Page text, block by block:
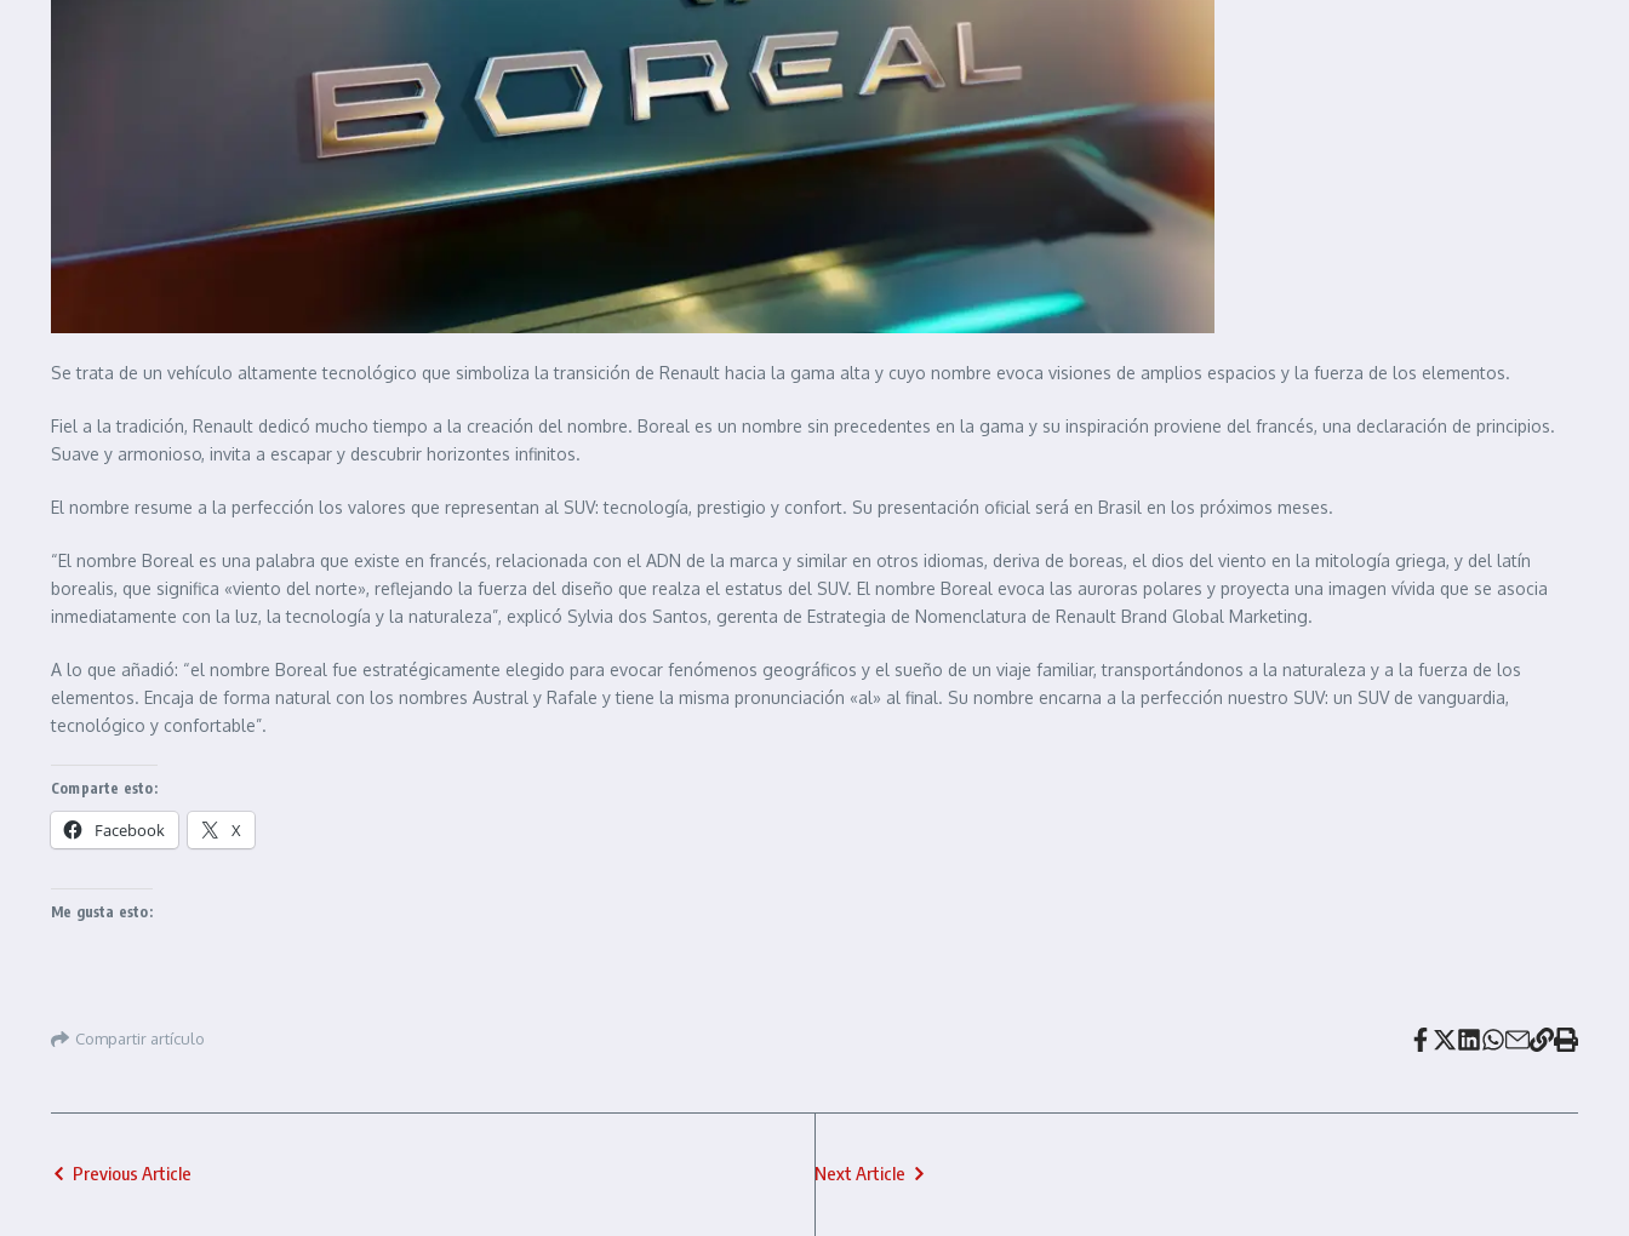
Se trata de un vehículo altamente tecnológico que simboliza la transición de Renault hacia la gama alta y cuyo nombre evoca visiones de amplios espacios y la fuerza de los elementos.
Fiel a la tradición, Renault dedicó mucho tiempo a la creación del nombre. Boreal es un nombre sin precedentes en la gama y su inspiración proviene del francés, una declaración de principios.
Suave y armonioso, invita a escapar y descubrir horizontes infinitos.
El nombre resume a la perfección los valores que representan al SUV: tecnología, prestigio y confort. Su presentación oficial será en Brasil en los próximos meses.
“El nombre Boreal es una palabra que existe en francés, relacionada con el ADN de la marca y similar en otros idiomas, deriva de boreas, el dios del viento en la mitología griega, y del latín
borealis, que significa «viento del norte», reflejando la fuerza del diseño que realza el estatus del SUV. El nombre Boreal evoca las auroras polares y proyecta una imagen vívida que se asocia
inmediatamente con la luz, la tecnología y la naturaleza”, explicó Sylvia dos Santos, gerenta de Estrategia de Nomenclatura de Renault Brand Global Marketing.
A lo que añadió: “el nombre Boreal fue estratégicamente elegido para evocar fenómenos geográficos y el sueño de un viaje familiar, transportándonos a la naturaleza y a la fuerza de los
elementos. Encaja de forma natural con los nombres Austral y Rafale y tiene la misma pronunciación «al» al final. Su nombre encarna a la perfección nuestro SUV: un SUV de vanguardia,
tecnológico y confortable”.
Comparte esto:
Facebook X
Me gusta esto:
Compartir artículo
Previous Article Next Article